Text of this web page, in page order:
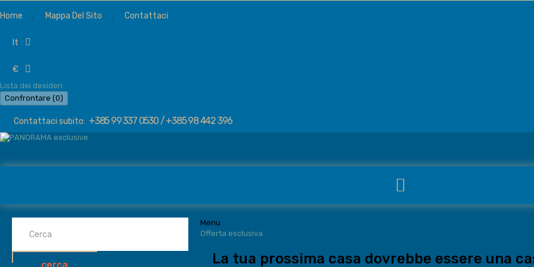
Home Mappa Del Sito Contattaci
it
€
Lista dei desideri
Confrontare (0)
Contattaci subito: +385 99 337 0530 / +385 98 442 396
Menu
Offerta esclusiva
La tua prossima casa dovrebbe essere una